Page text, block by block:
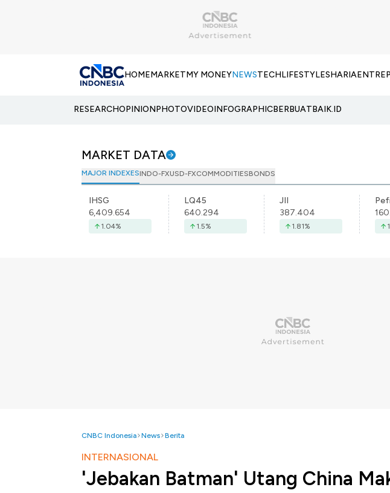
HOMEMARKETMY MONEYNEWSTECHLIFESTYLESHARIA
RESEARCHOPINIONPHOTOVIDEOINFOGRAPHICBERBUATBAIK.ID
MARKET DATA
MAJOR INDEXESINDO-FXUSD-FXCOMMODITIESBONDS
IHSG
6,409.654
1.04%
LQ45
640.294
1.5%
JII
387.404
1.81%
CNBC Indonesia News Berita
INTERNASIONAL
'Jebakan Batman' Utang China